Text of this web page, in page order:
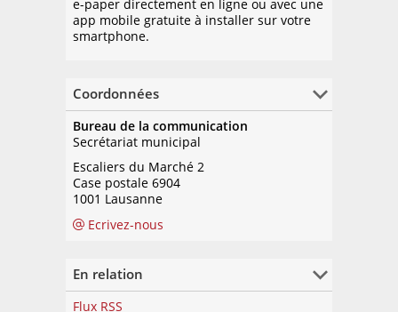
e-paper directement en ligne ou avec une
app mobile gratuite à installer sur votre
smartphone.
Coordonnées
Bureau de la communication
Secrétariat municipal
Escaliers du Marché 2
Case postale 6904
1001 Lausanne
Ecrivez-nous
En relation
Flux RSS